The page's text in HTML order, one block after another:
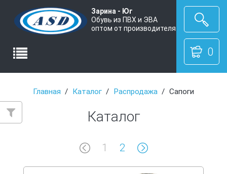
Зарина - Юг
Обувь из ПВХ и ЭВА
оптом от производителя
0
Главная Каталог Распродажа Сапоги
Каталог
1 2